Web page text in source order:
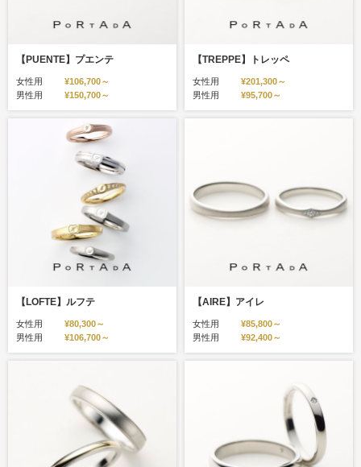
【PUENTE】プエンテ
女性用
¥106,700～
男性用
¥150,700～
【TREPPE】トレッペ
女性用
¥201,300～
男性用
¥95,700～
【LOFTE】ルフテ
女性用
¥80,300～
男性用
¥106,700～
【AIRE】アイレ
女性用
¥85,800～
男性用
¥92,400～